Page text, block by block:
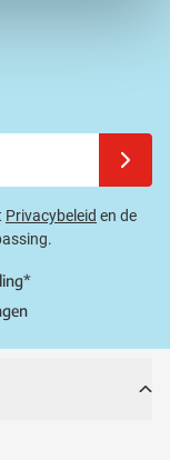
Privacybeleid en de